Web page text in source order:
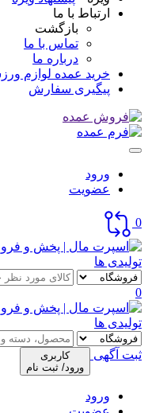
ارتباط با ما
بازگشت
تماس با ما
درباره ما
خرید عمده لوازم
پیگیری سفارش
ورود
عضویت
0
0
ثبت آگهی
کاربری
ورود/ ثبت نام
ورود